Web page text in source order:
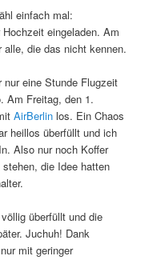
einfach mal:
eingeladen. Am
die das nicht kennen.
eine Stunde Flugzeit
Am Freitag, den 1.
AirBerlinlos. Ein Chaos
heillos überfüllt und ich
Also nur noch Koffer
die Idee hatten
überfüllt und die
Juchuh! Dank
mit geringer